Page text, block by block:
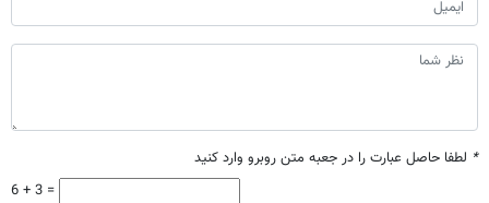
* لطفا حاصل عبارت را در جعبه متن روبرو وارد کنید
6 + 3 =